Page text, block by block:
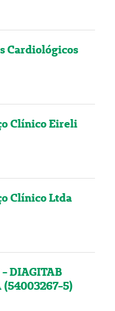
Cardiológicos
Clínico Eireli
Clínico Ltda
- DIAGITAB
(54003267-5)